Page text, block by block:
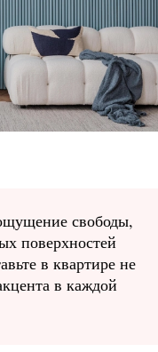
свободы,
поверхностей
в квартире не
в каждой